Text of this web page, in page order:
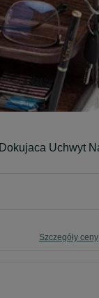
Uchwyt
Szczegóły ceny